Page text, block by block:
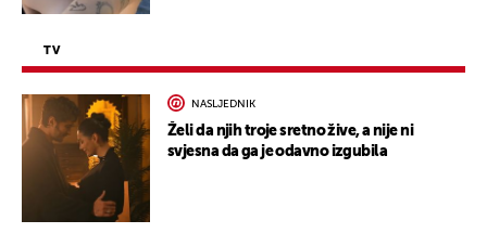
TV
NASLJEDNIK
Želi da njih troje sretno žive, a nije ni
svjesna da ga je odavno izgubila